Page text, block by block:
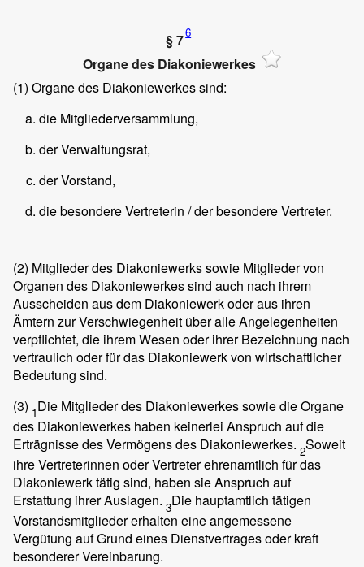
§ 76
Organe des Diakoniewerkes
(1) Organe des Diakoniewerkes sind:
die Mitgliederversammlung,
der Verwaltungsrat,
der Vorstand,
die besondere Vertreterin / der besondere Vertreter.
(2) Mitglieder des Diakoniewerks sowie Mitglieder von
Organen des Diakoniewerkes sind auch nach ihrem
Ausscheiden aus dem Diakoniewerk oder aus ihren
Ämtern zur Verschwiegenheit über alle Angelegenheiten
verpflichtet, die ihrem Wesen oder ihrer Bezeichnung nach
vertraulich oder für das Diakoniewerk von wirtschaftlicher
Bedeutung sind.
(3) 1Die Mitglieder des Diakoniewerkes sowie die Organe
des Diakoniewerkes haben keinerlei Anspruch auf die
Erträgnisse des Vermögens des Diakoniewerkes. 2Soweit
ihre Vertreterinnen oder Vertreter ehrenamtlich für das
Diakoniewerk tätig sind, haben sie Anspruch auf
Erstattung ihrer Auslagen. 3Die hauptamtlich tätigen
Vorstandsmitglieder erhalten eine angemessene
Vergütung auf Grund eines Dienstvertrages oder kraft
besonderer Vereinbarung.